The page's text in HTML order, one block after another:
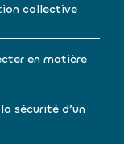
collective
en matière
sécurité d’un